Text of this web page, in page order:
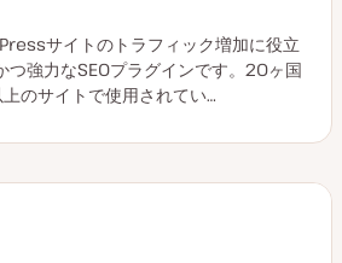
サイトのトラフィック増加に役立
つ強力なSEOプラグインです。20ヶ国
のサイトで使用されてい…